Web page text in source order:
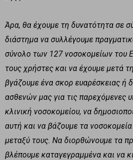
Άρα, θα έχουμε τη δυνατότητα σε
διάστημα να συλλέγουμε
σύνολο των 127 νοσοκομείων του
τους χρήστες και να έχουμε μετά
βγάζουμε ένα σκορ ευαρέσκειας ή
ασθενών μας για τις παρεχόμενες
κλινική νοσοκομείου, να
αυτή και να βάζουμε τα
μεταξύ τους. Να διορθώνουμε τα
βλέπουμε καταγεγραμμένα και να